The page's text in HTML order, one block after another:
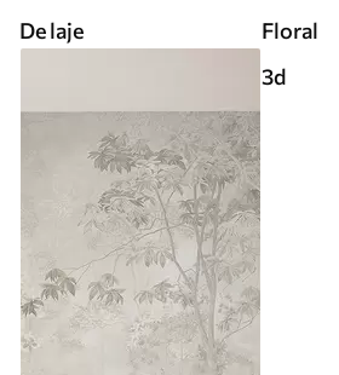
De laje
Floral
3d